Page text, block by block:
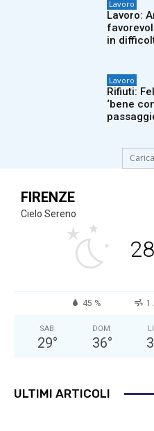
Lavoro
Lavoro:
in
Lavoro
Rifiuti:
‘bene
FIRENZE
Cielo Sereno
45 %
SAB
29°
DOM
36°
ULTIMI ARTICOLI